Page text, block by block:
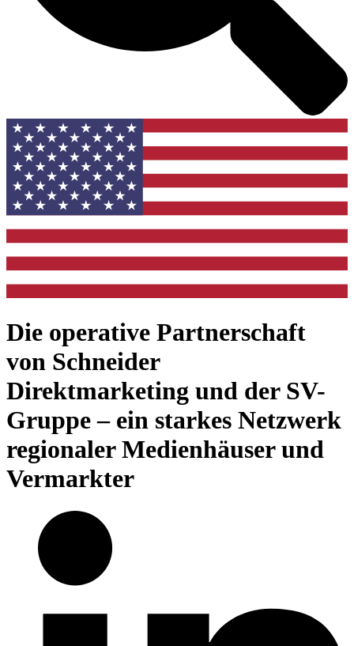
Die operative Partnerschaft
von Schneider
Direktmarketing und der SV-
Gruppe – ein starkes Netzwerk
regionaler Medienhäuser und
Vermarkter